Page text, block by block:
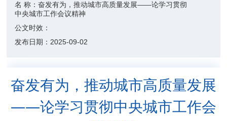
名 称：奋发有为，推动城市高质量发展——论学习贯彻
中央城市工作会议精神
公文时效：
发布日期： 2025-09-02
奋发有为，推动城市高质量发展
——论学习贯彻中央城市工作会